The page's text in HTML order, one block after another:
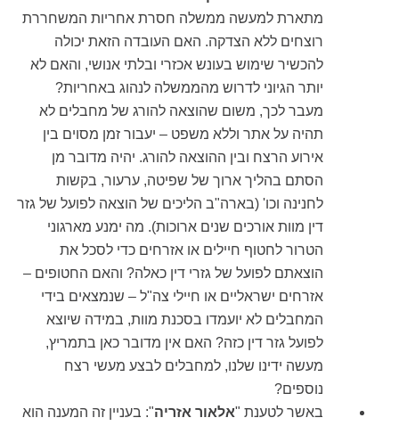
מתארת למעשה ממשלה חסרת אחריות המשחררת
רוצחים ללא הצדקה. האם העובדה הזאת יכולה
להכשיר שימוש בעונש אכזרי ובלתי אנושי, והאם לא
יותר הגיוני לדרוש מהממשלה לנהוג באחריות?
מעבר לכך, משום שהוצאה להורג של מחבלים לא
תהיה על אתר וללא משפט – יעבור זמן מסוים בין
אירוע הרצח ובין ההוצאה להורג. יהיה מדובר מן
הסתם בהליך ארוך של שפיטה, ערעור, בקשות
לחנינה וכו' (בארה"ב הליכים של הוצאה לפועל של גזר
דין מוות אורכים שנים ארוכות). מה ימנע מארגוני
הטרור לחטוף חיילים או אזרחים כדי לסכל את
הוצאתם לפועל של גזרי דין כאלה? והאם החטופים –
אזרחים ישראליים או חיילי צה"ל – שנמצאים בידי
המחבלים לא יועמדו בסכנת מוות, במידה שיוצא
לפועל גזר דין כזה? האם אין מדובר כאן בתמריץ,
מעשה ידינו שלנו, למחבלים לבצע מעשי רצח
נוספים?
באשר לטענת "אלאור אזריה": בעניין זה המענה הוא